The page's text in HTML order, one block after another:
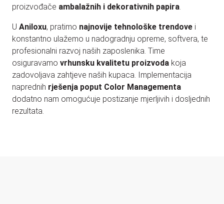
proizvođače ambalažnih i dekorativnih papira.
U Aniloxu, pratimo najnovije tehnološke trendove i
konstantno ulažemo u nadogradnju opreme, softvera, te
profesionalni razvoj naših zaposlenika. Time
osiguravamo vrhunsku kvalitetu proizvoda koja
zadovoljava zahtjeve naših kupaca. Implementacija
naprednih rješenja poput Color Managementa
dodatno nam omogućuje postizanje mjerljivih i dosljednih
rezultata.